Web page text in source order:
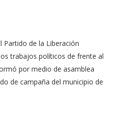
Partido de la Liberación
trabajos políticos de frente al
por medio de asamblea
de campaña del municipio de